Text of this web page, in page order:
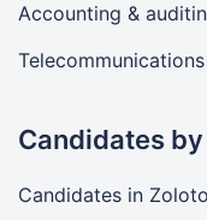
Accounting &
Telecommunications
Candidates
Candidates in